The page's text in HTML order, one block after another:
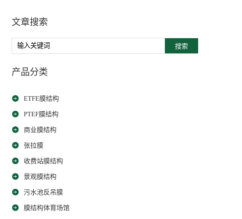
文章搜索
搜索
产品分类
ETFE膜结构
PTEF膜结构
商业膜结构
张拉膜
收费站膜结构
景观膜结构
污水池反吊膜
膜结构体育场馆